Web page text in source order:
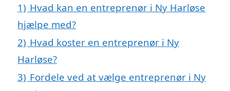
1) Hvad kan en entreprenør i Ny Harløse
hjælpe med?
2) Hvad koster en entreprenør i Ny
Harløse?
3) Fordele ved at vælge entreprenør i Ny